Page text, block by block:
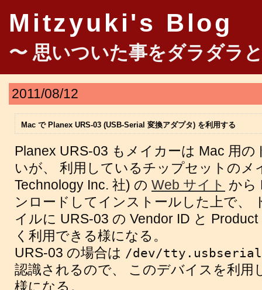
Mitzyuki's Blog
〜 思いついた事をダラダラ
2011/08/12
Mac で Planex URS-03 (USB-Serial 変換アダプタ) を利用する
Planex URS-03 もメイカーは Mac 用
いが、 利用しているチップセットのメ
Technology Inc. 社) の Web サイト から
ンロードしてインストールした上で、
イルに URS-03 の Vendor ID と
く利用できる様になる。
URS-03 の場合は /dev/
認識されるので、 このデバイスを利用
様になる。